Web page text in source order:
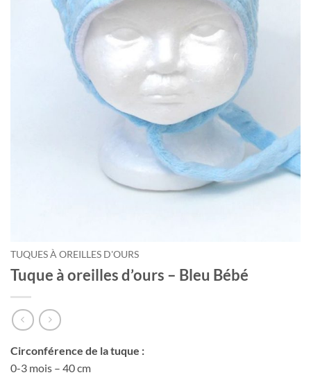
TUQUES À OREILLES D'OURS
Tuque à oreilles d’ours – Bleu Bébé
Circonférence de la tuque :
0-3 mois – 40 cm